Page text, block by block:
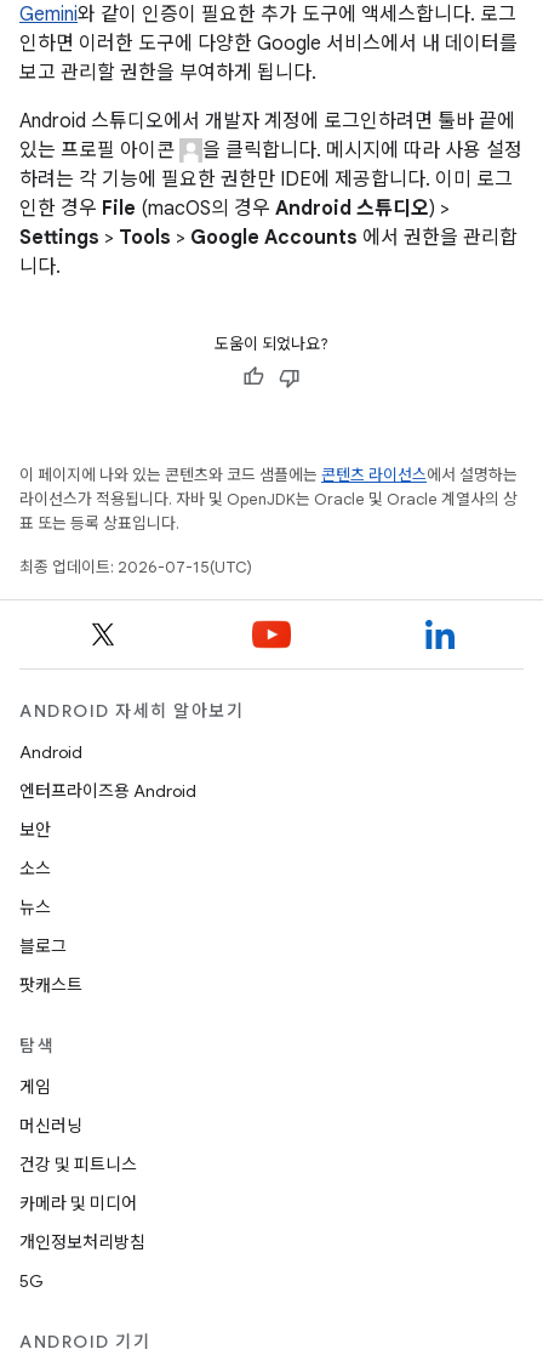
Gemini와 같이 인증이 필요한 추가 도구에 액세스합니다. 로그
인하면 이러한 도구에 다양한 Google 서비스에서 내 데이터를
보고 관리할 권한을 부여하게 됩니다.
Android 스튜디오에서 개발자 계정에 로그인하려면 툴바 끝에
있는 프로필 아이콘
을 클릭합니다. 메시지에 따라 사용 설정
하려는 각 기능에 필요한 권한만 IDE에 제공합니다. 이미 로그
인한 경우 File (macOS의 경우 Android 스튜디오) >
Settings > Tools > Google Accounts 에서 권한을 관리합
니다.
도움이 되었나요?
이 페이지에 나와 있는 콘텐츠와 코드 샘플에는 콘텐츠 라이선스에서 설명하는
라이선스가 적용됩니다. 자바 및 OpenJDK는 Oracle 및 Oracle 계열사의 상
표 또는 등록 상표입니다.
최종 업데이트: 2026-07-15(UTC)
ANDROID 자세히 알아보기
Android
엔터프라이즈용 Android
보안
소스
뉴스
블로그
팟캐스트
탐색
게임
머신러닝
건강 및 피트니스
카메라 및 미디어
개인정보처리방침
5G
ANDROID 기기